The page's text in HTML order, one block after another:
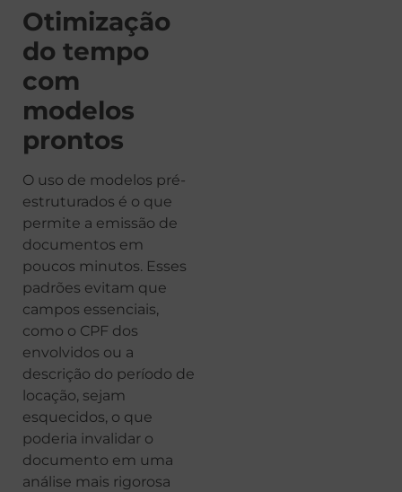
Otimização
do tempo
com
modelos
prontos
O uso de modelos pré-
estruturados é o que
permite a emissão de
documentos em
poucos minutos. Esses
padrões evitam que
campos essenciais,
como o CPF dos
envolvidos ou a
descrição do período de
locação, sejam
esquecidos, o que
poderia invalidar o
documento em uma
análise mais rigorosa